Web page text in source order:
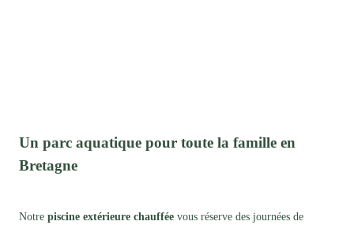
Un parc aquatique pour toute la famille en
Bretagne
Notre piscine extérieure chauffée vous réserve des journées de